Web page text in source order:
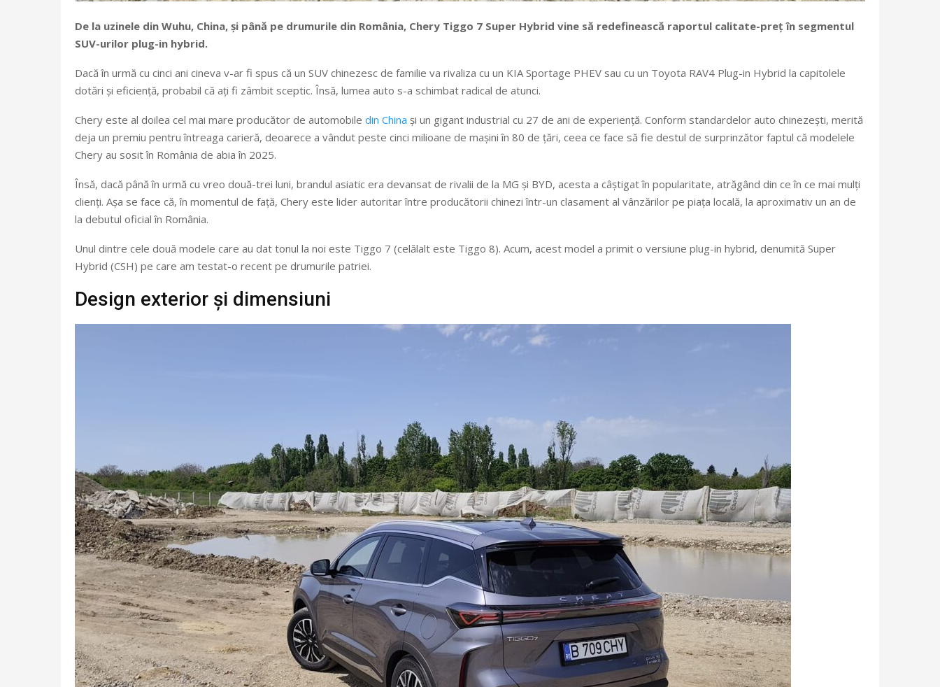
De la uzinele din Wuhu, China, și până pe drumurile din România, Chery Tiggo 7 Super Hybrid vine să redefinească raportul calitate-preț în segmentul
SUV-urilor plug-in hybrid.
Dacă în urmă cu cinci ani cineva v-ar fi spus că un SUV chinezesc de familie va rivaliza cu un KIA Sportage PHEV sau cu un Toyota RAV4 Plug-in Hybrid la capitolele
dotări și eficiență, probabil că ați fi zâmbit sceptic. Însă, lumea auto s-a schimbat radical de atunci.
Chery este al doilea cel mai mare producător de automobile din China și un gigant industrial cu 27 de ani de experiență. Conform standardelor auto chinezești, merită
deja un premiu pentru întreaga carieră, deoarece a vândut peste cinci milioane de mașini în 80 de țări, ceea ce face să fie destul de surprinzător faptul că modelele
Chery au sosit în România de abia în 2025.
Însă, dacă până în urmă cu vreo două-trei luni, brandul asiatic era devansat de rivalii de la MG și BYD, acesta a câștigat în popularitate, atrăgând din ce în ce mai mulți
clienți. Așa se face că, în momentul de față, Chery este lider autoritar între producătorii chinezi într-un clasament al vânzărilor pe piața locală, la aproximativ un an de
la debutul oficial în România.
Unul dintre cele două modele care au dat tonul la noi este Tiggo 7 (celălalt este Tiggo 8). Acum, acest model a primit o versiune plug-in hybrid, denumită Super
Hybrid (CSH) pe care am testat-o recent pe drumurile patriei.
Design exterior și dimensiuni